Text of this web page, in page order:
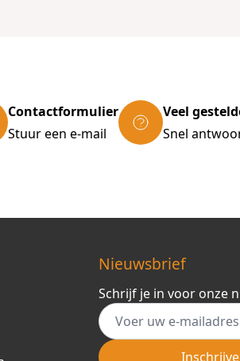
Contactformulier
Stuur een e-mail
Veel
Snel
Nieuwsbrief
Schrijf je in voor onze
E-mail adres